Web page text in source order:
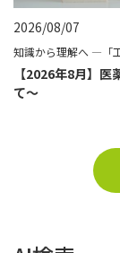
2026/08/07
知識から理解へ ―「
【2026年8月】
て～